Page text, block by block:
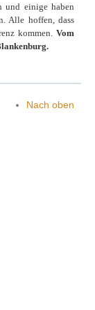
und einige haben
Alle hoffen, dass
kommen. Vom
Nach oben